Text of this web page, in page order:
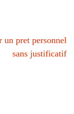
un pret personnel
sans justificatif